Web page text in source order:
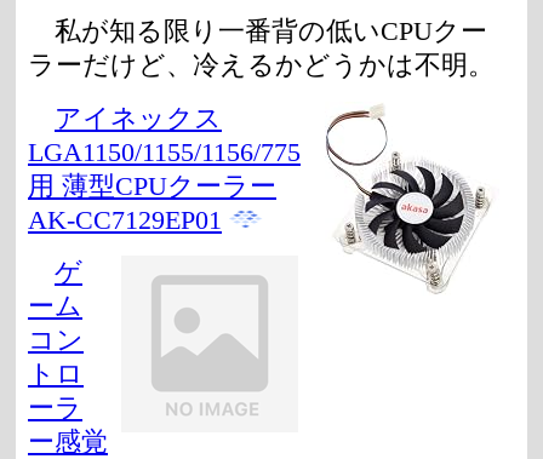
私が知る限り一番背の低いCPUクー
ラーだけど、冷えるかどうかは不明。
アイネックス
LGA1150/1155/1156/775
用 薄型CPUクーラー
AK-CC7129EP01
ゲ
ーム
コン
トロ
ーラ
ー感覚